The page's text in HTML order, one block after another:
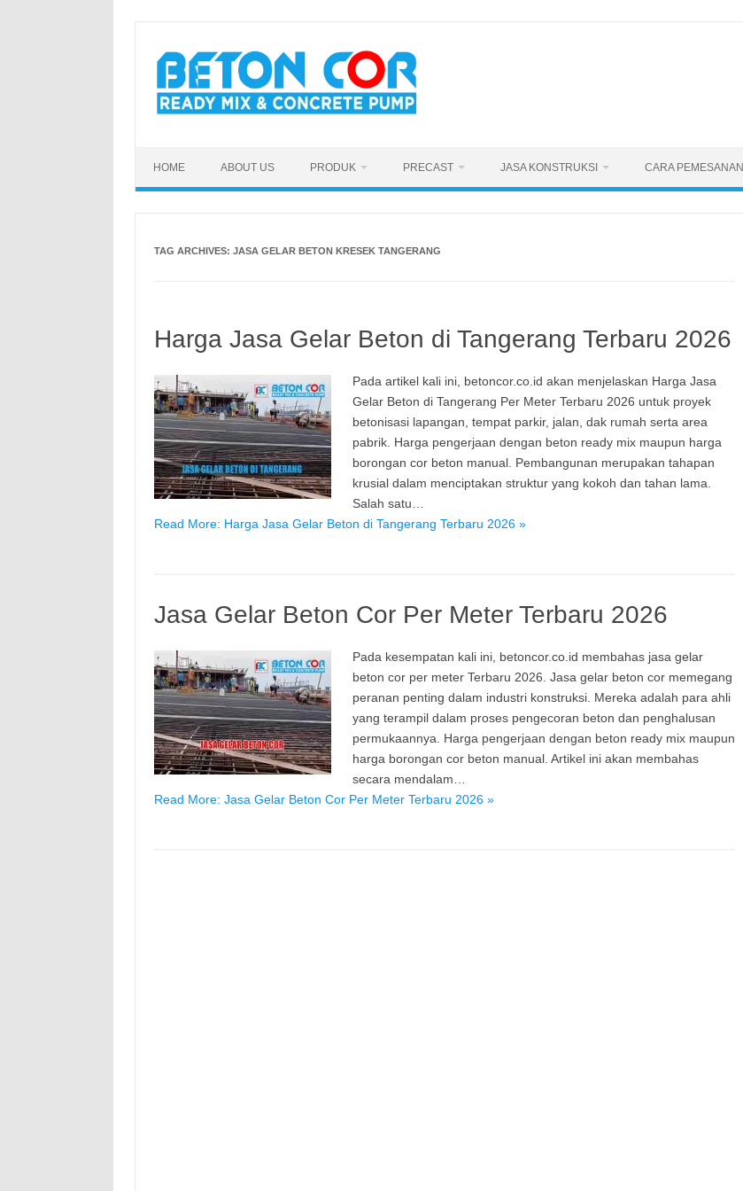
content
HOME ABOUT US PRODUK PRECAST JASA KONSTRUKSI CARA PEMESANAN
TAG ARCHIVES: JASA GELAR BETON KRESEK TANGERANG
Harga Jasa Gelar Beton di Tangerang Terbaru 2026
Pada artikel kali ini, betoncor.co.id akan menjelaskan Harga Jasa
Gelar Beton di Tangerang Per Meter Terbaru 2026 untuk proyek
betonisasi lapangan, tempat parkir, jalan, dak rumah serta area
pabrik. Harga pengerjaan dengan beton ready mix maupun harga
borongan cor beton manual. Pembangunan merupakan tahapan
krusial dalam menciptakan struktur yang kokoh dan tahan lama.
Salah satu…
Read More: Harga Jasa Gelar Beton di Tangerang Terbaru 2026 »
Jasa Gelar Beton Cor Per Meter Terbaru 2026
Pada kesempatan kali ini, betoncor.co.id membahas jasa gelar
beton cor per meter Terbaru 2026. Jasa gelar beton cor memegang
peranan penting dalam industri konstruksi. Mereka adalah para ahli
yang terampil dalam proses pengecoran beton dan penghalusan
permukaannya. Harga pengerjaan dengan beton ready mix maupun
harga borongan cor beton manual. Artikel ini akan membahas
secara mendalam…
Read More: Jasa Gelar Beton Cor Per Meter Terbaru 2026 »